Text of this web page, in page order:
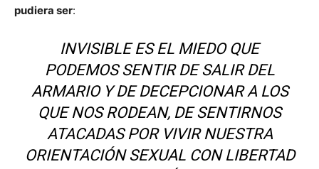
pudiera ser:
INVISIBLE ES EL MIEDO QUE
PODEMOS SENTIR DE SALIR DEL
ARMARIO Y DE DECEPCIONAR A LOS
QUE NOS RODEAN, DE SENTIRNOS
ATACADAS POR VIVIR NUESTRA
ORIENTACIÓN SEXUAL CON LIBERTAD